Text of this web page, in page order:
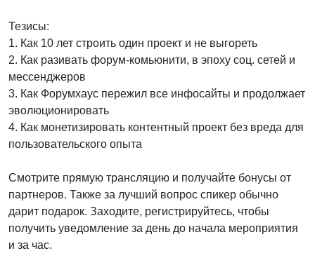
Тезисы:
1. Как 10 лет строить один проект и не выгореть
2. Как разивать форум-комьюнити, в эпоху соц. сетей и
мессенджеров
3. Как Форумхаус пережил все инфосайты и продолжает
эволюционировать
4. Как монетизировать контентный проект без вреда для
пользовательского опыта
Смотрите прямую трансляцию и получайте бонусы от
партнеров. Также за лучший вопрос спикер обычно
дарит подарок. Заходите, регистрируйтесь, чтобы
получить уведомление за день до начала мероприятия
и за час.